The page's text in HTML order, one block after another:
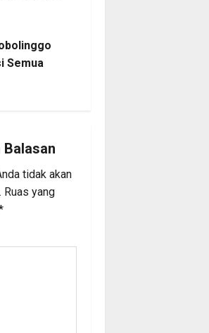
Semua
tidak akan
Ruas yang